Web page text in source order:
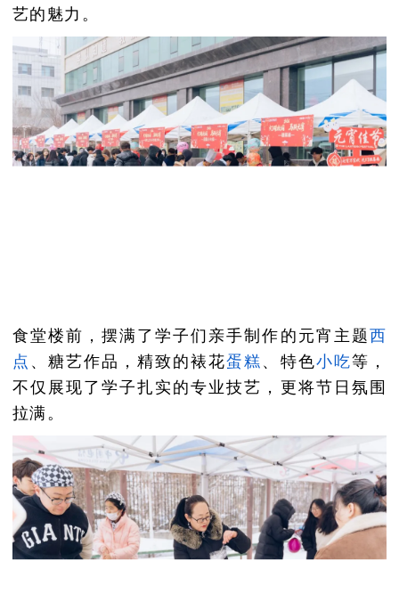
艺的魅力。
食堂楼前，摆满了学子们亲手制作的元宵主题西
点 、糖艺作品，精致的裱花蛋糕、特色小吃等，
不仅展现了学子扎实的专业技艺，更将节日氛围
拉满。